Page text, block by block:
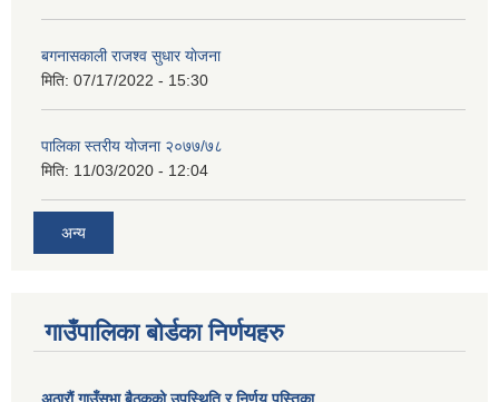
बगनासकाली राजश्व सुधार याेजना
मिति: 07/17/2022 - 15:30
पालिका स्तरीय योजना २०७७/७८
मिति: 11/03/2020 - 12:04
अन्य
गाउँपालिका बोर्डका निर्णयहरु